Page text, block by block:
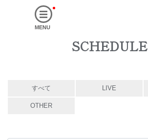
MENU
SCHEDULE
すべて LIVE
OTHER